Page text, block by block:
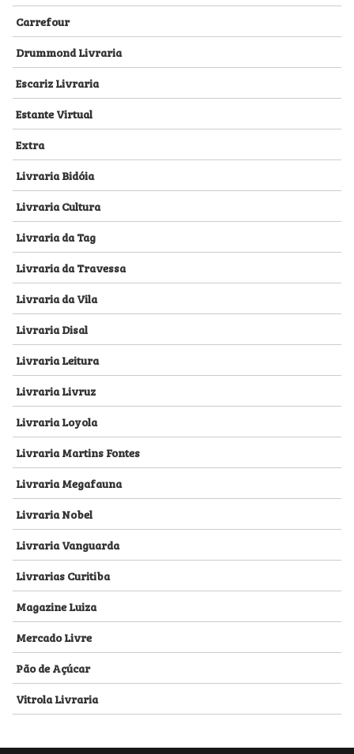
Carrefour
Drummond Livraria
Escariz Livraria
Estante Virtual
Extra
Livraria Bidóia
Livraria Cultura
Livraria da Tag
Livraria da Travessa
Livraria da Vila
Livraria Disal
Livraria Leitura
Livraria Livruz
Livraria Loyola
Livraria Martins Fontes
Livraria Megafauna
Livraria Nobel
Livraria Vanguarda
Livrarias Curitiba
Magazine Luiza
Mercado Livre
Pão de Açúcar
Vitrola Livraria